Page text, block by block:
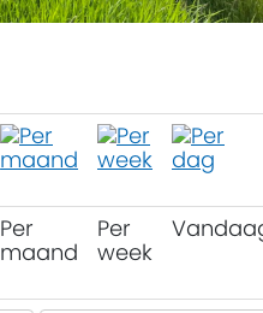
Per
maand
Per
week